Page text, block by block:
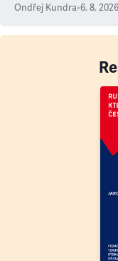
Ondřej Kundra•6. 8. 2026